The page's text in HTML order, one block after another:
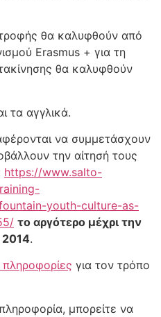
θα καλυφθούν από
Erasmus + για τη
θα καλυφθούν
τα αγγλικά.
να συμμετάσχουν
την αίτησή τους
https://www.salto-
youth-culture-as-
το αργότερο μέχρι την
2014.
για τον τρόπο
μπορείτε να